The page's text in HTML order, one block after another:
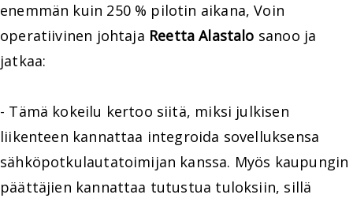
enemmän kuin 250 % pilotin aikana, Voin
operatiivinen johtaja Reetta Alastalo sanoo ja
jatkaa:
- Tämä kokeilu kertoo siitä, miksi julkisen
liikenteen kannattaa integroida sovelluksensa
sähköpotkulautatoimijan kanssa. Myös kaupungin
päättäjien kannattaa tutustua tuloksiin, sillä